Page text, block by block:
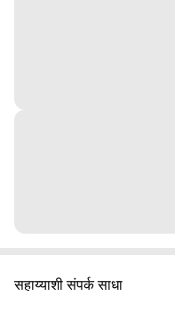
सहाय्याशी संपर्क साधा